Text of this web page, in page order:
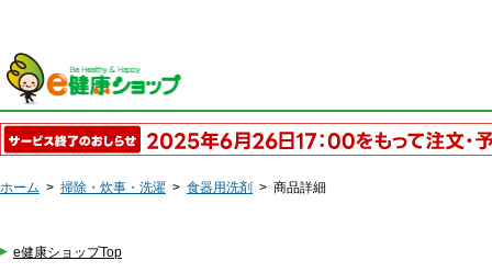
ホーム > 掃除・炊事・洗濯 > 食器用洗剤 > 商品詳細
e健康ショップTop